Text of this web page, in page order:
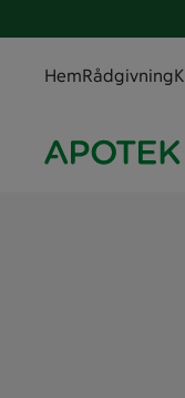
HemRådgivning